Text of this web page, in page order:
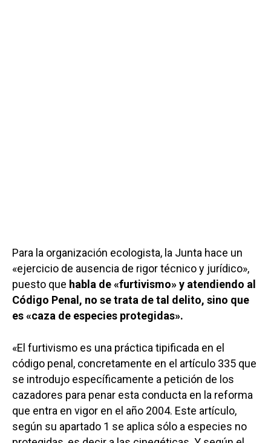
Para la organización ecologista, la Junta hace un
«ejercicio de ausencia de rigor técnico y jurídico»,
puesto que habla de «furtivismo» y atendiendo al
Código Penal, no se trata de tal delito, sino que
es «caza de especies protegidas».
«El furtivismo es una práctica tipificada en el
código penal, concretamente en el artículo 335 que
se introdujo específicamente a petición de los
cazadores para penar esta conducta en la reforma
que entra en vigor en el año 2004. Este artículo,
según su apartado 1 se aplica sólo a especies no